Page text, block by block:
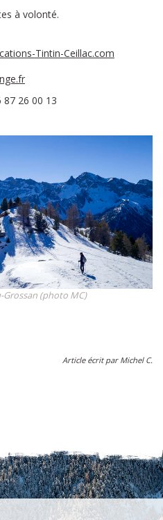
à volonté.
Tintin-Ceillac.com
87 26 00 13
Grossan (photo MC)
Article écrit par Michel C.